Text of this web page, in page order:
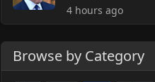
4 hours ago
Browse by Category